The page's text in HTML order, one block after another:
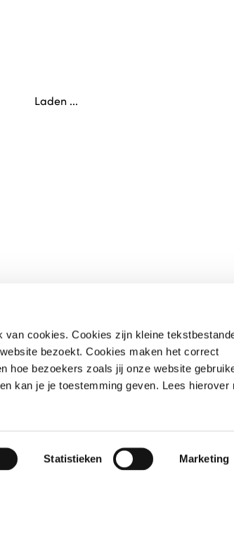
cookies. Cookies zijn kleine
bezoekt. Cookies maken het correct
hoe bezoekers zoals jij onze website
kan je je toestemming geven. Lees hierover
Statistieken Marketing
Laden ...